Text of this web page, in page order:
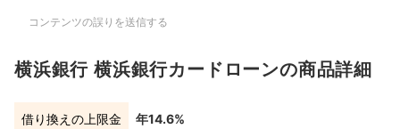
コンテンツの誤りを送信する
横浜銀行 横浜銀行カードローンの商品詳細
借り換えの上限金
年14.6%